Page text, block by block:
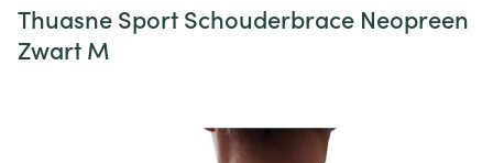
Thuasne Sport Schouderbrace Neopreen
Zwart M